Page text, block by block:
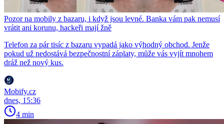
Pozor na mobily z bazaru, i když jsou levné. Banka vám pak nemusí
vrátit ani korunu, hackeři mají žně
Telefon za pár tisíc z bazaru vypadá jako výhodný obchod. Jenže
pokud už nedostává bezpečnostní záplaty, může vás vyjít mnohem
dráž než nový kus.
Mobify.cz
dnes, 15:36
4 min